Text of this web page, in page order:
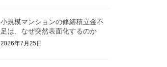
小規模マンションの修繕積立金不
足は、なぜ突然表面化するのか
2026年7月25日